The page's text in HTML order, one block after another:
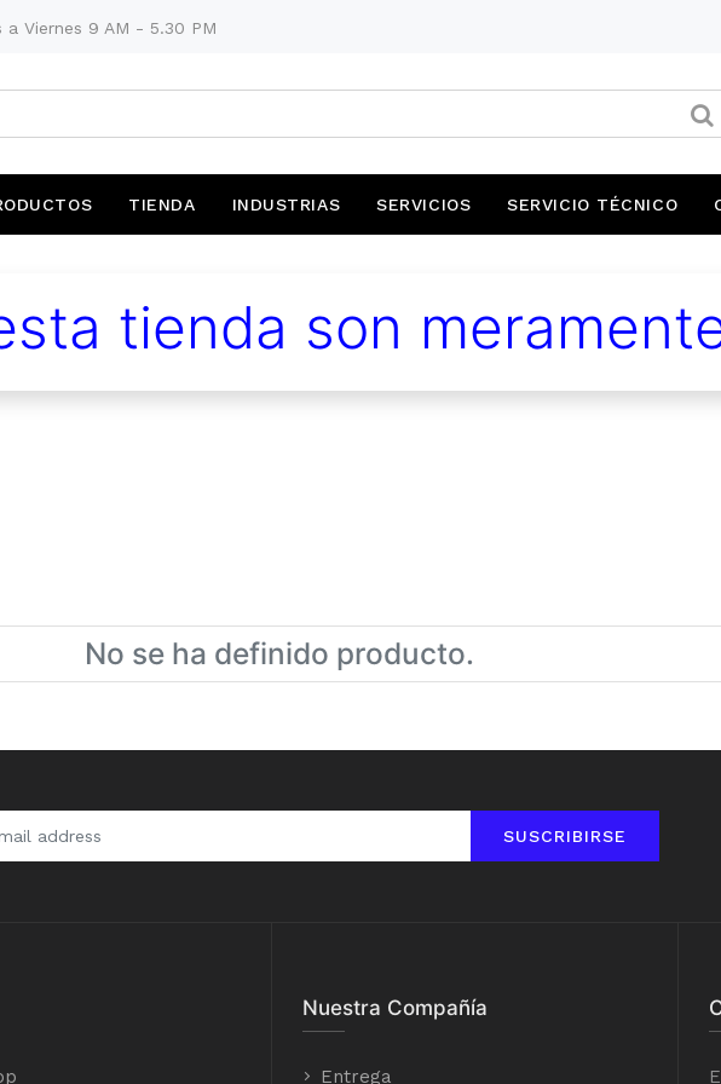
a Viernes 9 AM - 5.30 PM
TIENDA INDUSTRIAS SERVICIOS SERVICIO TÉCNICO
tienda son
No se ha definido producto.
SUSCRIBIRSE
Nuestra Compañía
Entrega